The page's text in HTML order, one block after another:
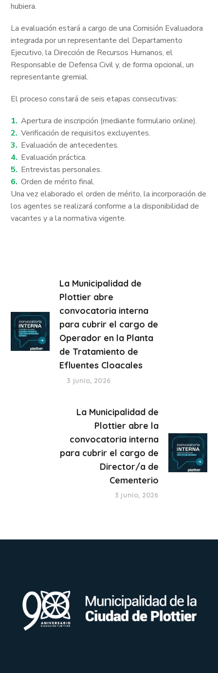
hubiera.
La evaluación estará a cargo de una Comisión Evaluadora
integrada por un representante del Departamento
Ejecutivo, la Dirección de Recursos Humanos, el
Responsable de Defensa Civil y, de forma opcional, un
representante gremial.
El proceso constará de seis etapas consecutivas:
Apertura de inscripción (mediante formulario online).
Verificación de requisitos excluyentes.
Evaluación de antecedentes.
Evaluación práctica.
Entrevistas personales.
Orden de mérito final.
Una vez elaborado el orden de mérito, la incorporación de
los agentes se realizará conforme a la disponibilidad de
vacantes y a la normativa vigente.
La Municipalidad de
Plottier abre
convocatoria interna
para cubrir el cargo de
Operador en la Planta
de Tratamiento de
Efluentes Cloacales
3 junio, 2026
La Municipalidad de
Plottier abre la
convocatoria interna
para cubrir el cargo de
Director/a de
Cementerio
3 junio, 2026